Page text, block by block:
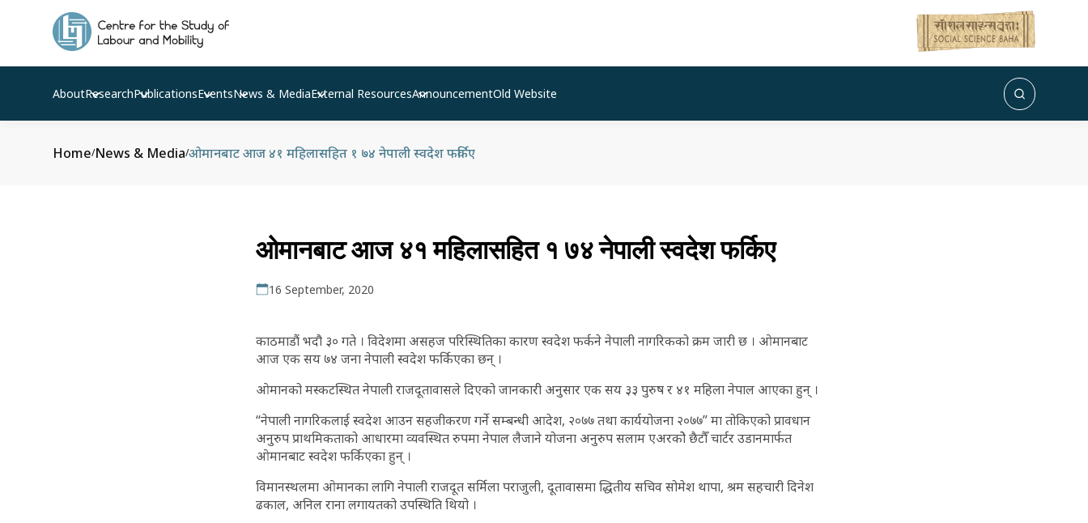
AboutResearchPublicationsEventsNews & MediaExternal ResourcesAnnouncementOld Website
Home/News & Media/ओमानबाट आज ४१ महिलासहित १ ७४ नेपाली स्वदेश फर्किए
ओमानबाट आज ४१ महिलासहित १ ७४ नेपाली स्वदेश फर्किए
16 September, 2020
काठमाडाैं भदौ ३० गते । विदेशमा असहज परिस्थितिका कारण स्वदेश फर्कने नेपाली नागरिकको क्रम जारी छ । ओमानबाट
आज एक सय ७४ जना नेपाली स्वदेश फर्किएका छन् ।
ओमानको मस्कटस्थित नेपाली राजदूतावासले दिएको जानकारी अनुसार एक सय ३३ पुरुष र ४१ महिला नेपाल आएका हुन् ।
“नेपाली नागरिकलाई स्वदेश आउन सहजीकरण गर्ने सम्बन्धी आदेश, २०७७ तथा कार्ययोजना २०७७” मा तोकिएको प्रावधान
अनुरुप प्राथमिकताको आधारमा व्यवस्थित रुपमा नेपाल लैजाने योजना अनुरुप सलाम एअरकोे छैटौँ चार्टर उडानमार्फत
ओमानबाट स्वदेश फर्किएका हुन् ।
विमानस्थलमा ओमानका लागि नेपाली राजदूत सर्मिला पराजुली, दूतावासमा द्धितीय सचिव सोमेश थापा, श्रम सहचारी दिनेश
ढकाल, अनिल राना लगायतको उपस्थिति थियो ।